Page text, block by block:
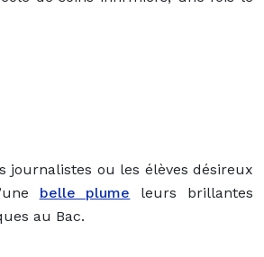
ou les élèves désireux
belle plume leurs brillantes
au Bac.